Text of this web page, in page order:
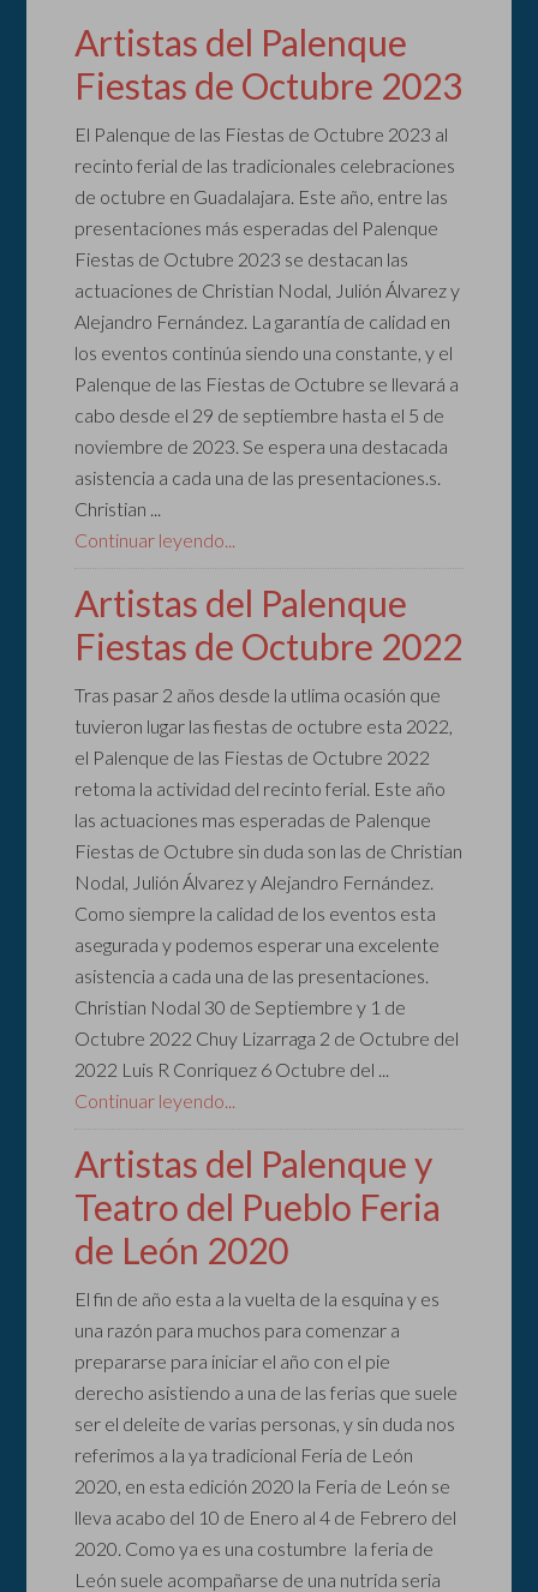
Artistas del Palenque
Fiestas de Octubre 2023
El Palenque de las Fiestas de Octubre 2023 al
recinto ferial de las tradicionales celebraciones
de octubre en Guadalajara. Este año, entre las
presentaciones más esperadas del Palenque
Fiestas de Octubre 2023 se destacan las
actuaciones de Christian Nodal, Julión Álvarez y
Alejandro Fernández. La garantía de calidad en
los eventos continúa siendo una constante, y el
Palenque de las Fiestas de Octubre se llevará a
cabo desde el 29 de septiembre hasta el 5 de
noviembre de 2023. Se espera una destacada
asistencia a cada una de las presentaciones.s.
Christian ...
Continuar leyendo...
Artistas del Palenque
Fiestas de Octubre 2022
Tras pasar 2 años desde la utlima ocasión que
tuvieron lugar las fiestas de octubre esta 2022,
el Palenque de las Fiestas de Octubre 2022
retoma la actividad del recinto ferial. Este año
las actuaciones mas esperadas de Palenque
Fiestas de Octubre sin duda son las de Christian
Nodal, Julión Álvarez y Alejandro Fernández.
Como siempre la calidad de los eventos esta
asegurada y podemos esperar una excelente
asistencia a cada una de las presentaciones.
Christian Nodal 30 de Septiembre y 1 de
Octubre 2022 Chuy Lizarraga 2 de Octubre del
2022 Luis R Conriquez 6 Octubre del ...
Continuar leyendo...
Artistas del Palenque y
Teatro del Pueblo Feria
de León 2020
El fin de año esta a la vuelta de la esquina y es
una razón para muchos para comenzar a
prepararse para iniciar el año con el pie
derecho asistiendo a una de las ferias que suele
ser el deleite de varias personas, y sin duda nos
referimos a la ya tradicional Feria de León
2020, en esta edición 2020 la Feria de León se
lleva acabo del 10 de Enero al 4 de Febrero del
2020. Como ya es una costumbre la feria de
León suele acompañarse de una nutrida seria